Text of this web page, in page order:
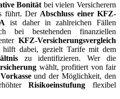
Bonität bei vielen Versicherern
führt. Der Abschluss einer KFZ-
ist daher in zahlreichen Fällen
bei bestehenden finanziellen
KFZ-Versicherungsvergleich
dabei, gezielt Tarife mit dem
zu identifizieren. Wer die
wählt, profitiert von fair
und der Möglichkeit, den
Risikoeinstufung flexibel